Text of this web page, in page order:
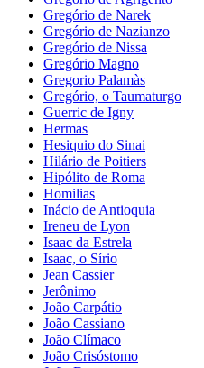
Gregório de Narek
Gregório de Nazianzo
Gregório de Nissa
Gregório Magno
Gregorio Palamàs
Gregório, o Taumaturgo
Guerric de Igny
Hermas
Hesiquio do Sinai
Hilário de Poitiers
Hipólito de Roma
Homilias
Inácio de Antioquia
Ireneu de Lyon
Isaac da Estrela
Isaac, o Sírio
Jean Cassier
Jerônimo
João Carpátio
João Cassiano
João Clímaco
João Crisóstomo